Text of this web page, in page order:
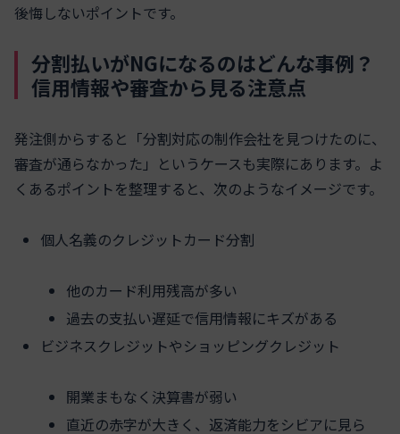
後悔しないポイントです。
分割払いがNGになるのはどんな事例？
信用情報や審査から見る注意点
発注側からすると「分割対応の制作会社を見つけたのに、
審査が通らなかった」というケースも実際にあります。よ
くあるポイントを整理すると、次のようなイメージです。
個人名義のクレジットカード分割
他のカード利用残高が多い
過去の支払い遅延で信用情報にキズがある
ビジネスクレジットやショッピングクレジット
開業まもなく決算書が弱い
直近の赤字が大きく、返済能力をシビアに見ら